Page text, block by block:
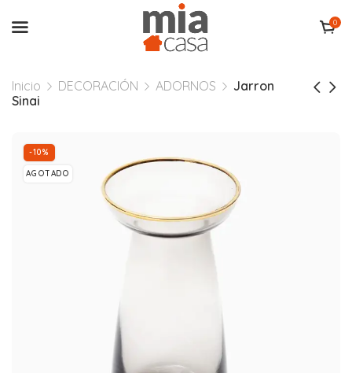
0
Inicio DECORACIÓN ADORNOS
Jarron
Sinai
-10%
AGOTADO